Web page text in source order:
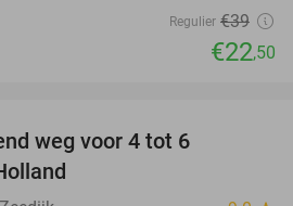
Regulier €39
€22,50
weg voor 4 tot 6